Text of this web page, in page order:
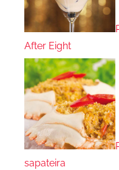
After Eight
sapateira